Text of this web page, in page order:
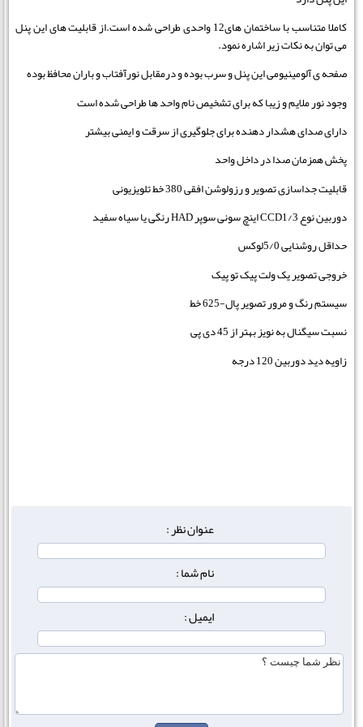
کاملا متناسب با ساختمان های12 واحدی طراحی شده است.از قابلیت های این پنل
می توان به نکات زیر اشاره نمود.
صفحه ی آلومینیومی این پنل و سرب بوده و درمقابل نورآفتاب و باران محافظ بوده
وجود نور ملایم و زیبا که برای تشخیص نام واحد ها طراحی شده است
دارای صدای هشدار دهنده برای جلوگیری از سرقت و ایمنی بیشتر
پخش همزمان صدا در داخل واحد
قابلیت جداسازی تصویر و رزولوشن افقی 380 خط تلویزیونی
دوربین نوع CCD1/3 اینچ سونی سوپر HAD رنگی یا سیاه سفید
حداقل روشنایی 5/0لوکس
خروجی تصویر یک ولت پیک تو پیک
سیستم رنگ و مرور تصویر پال-625 خط
نسبت سیگنال به نویز بهتر از 45 دی پی
زاویه دید دوربین 120 درجه
عنوان نظر :
نام شما :
ایمیل :